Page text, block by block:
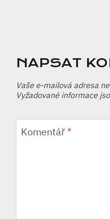
NAPSAT
Vaše e-mailová adresa
Vyžadované informace
Komentář*